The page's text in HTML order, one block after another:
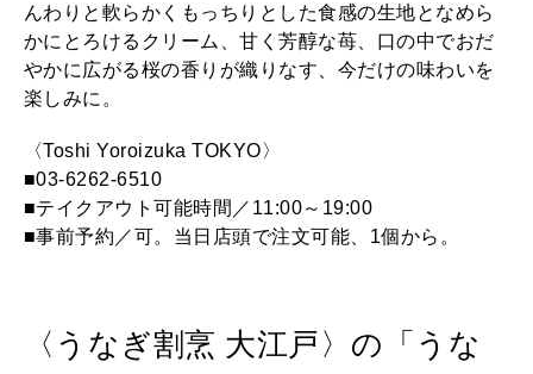
んわりと軟らかくもっちりとした食感の生地となめら
かにとろけるクリーム、甘く芳醇な苺、口の中でおだ
やかに広がる桜の香りが織りなす、今だけの味わいを
楽しみに。
〈Toshi Yoroizuka TOKYO〉
■03-6262-6510
■テイクアウト可能時間／11:00～19:00
■事前予約／可。当日店頭で注文可能、1個から。
〈うなぎ割烹 大江戸〉の「うな